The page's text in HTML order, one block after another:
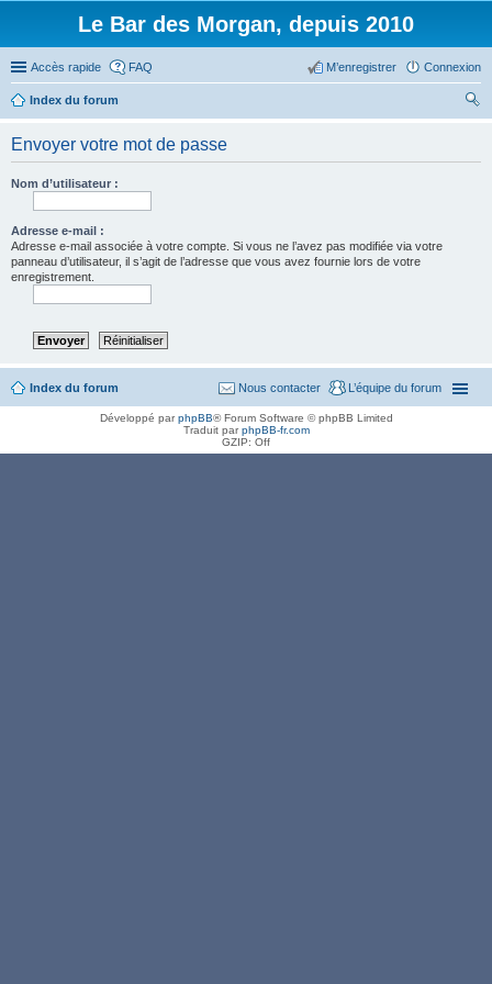
Le Bar des Morgan, depuis 2010
Accès rapide FAQ Connexion
M’enregistrer
Index du forum
Envoyer votre mot de passe
Nom d’utilisateur :
Adresse e-mail :
Adresse e-mail associée à votre compte. Si vous ne l’avez pas modifiée via votre
panneau d’utilisateur, il s’agit de l’adresse que vous avez fournie lors de votre
enregistrement.
Index du forum L’équipe du forum
Nous contacter
Développé parphpBB® Forum Software © phpBB Limited
Traduit parphpBB-fr.com
GZIP: Off